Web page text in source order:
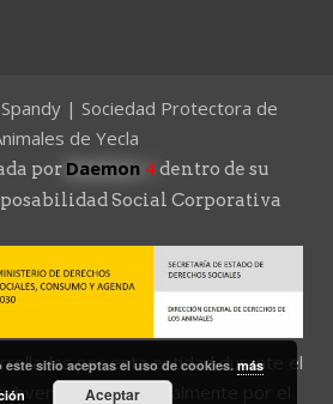
| Sociedad Protectora de
de Yecla
por Daemon 4dentro de su
Social Corporativa
por esta entidad durante el
parcialmente por el
sitio aceptas el uso de cookies.más
Aceptar